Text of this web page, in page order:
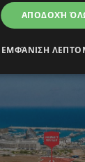
στην
ΑΠΟΔΟΧΉ
ΕΜΦΆΝΙΣΗ